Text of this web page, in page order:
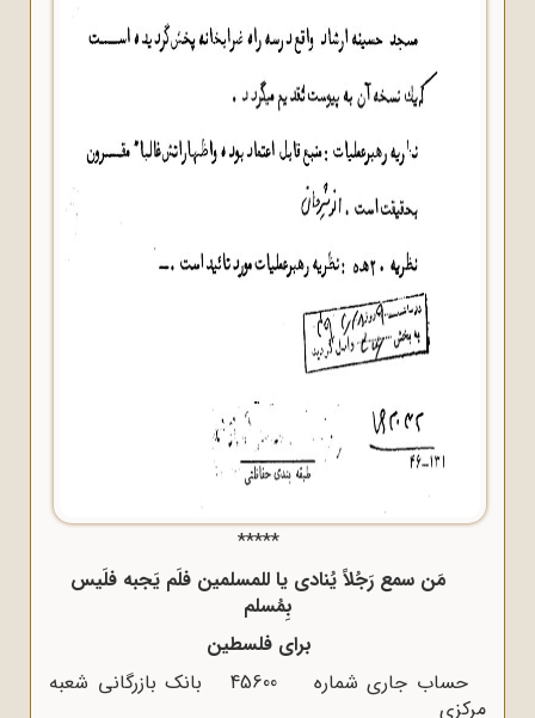
*****
مَن سمع رَجُلاً یُنادی یا للمسلمین فلَم یَجبه فلَیس
بِمُسلم
برای فلسطین
حساب جاری شماره 45600 بانک بازرگانی شعبه
مرکزی